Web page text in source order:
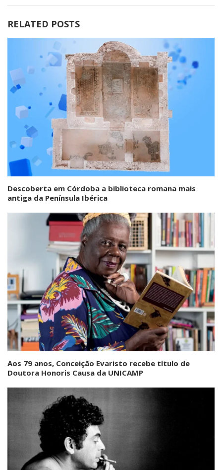
RELATED POSTS
Descoberta em Córdoba a biblioteca romana mais
antiga da Península Ibérica
Aos 79 anos, Conceição Evaristo recebe título de
Doutora Honoris Causa da UNICAMP